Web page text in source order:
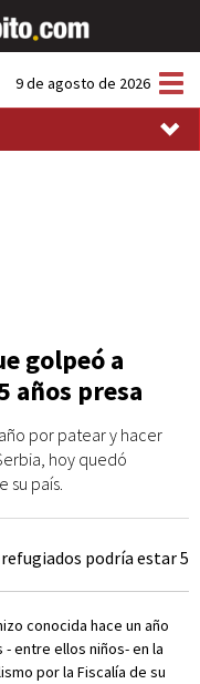
9 de agosto de 2026
golpeó a
años presa
por patear y hacer
hoy quedó
su país.
conocida hace un año
entre ellos niños- en la
por la Fiscalía de su